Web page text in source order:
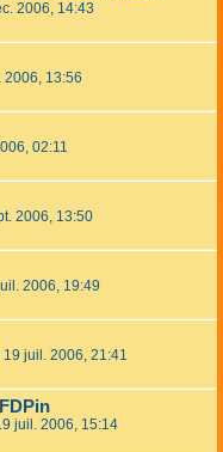
2006, 14:43
2006, 13:56
02:11
2006, 13:50
2006, 19:49
19 juil. 2006, 21:41
juil. 2006, 15:14